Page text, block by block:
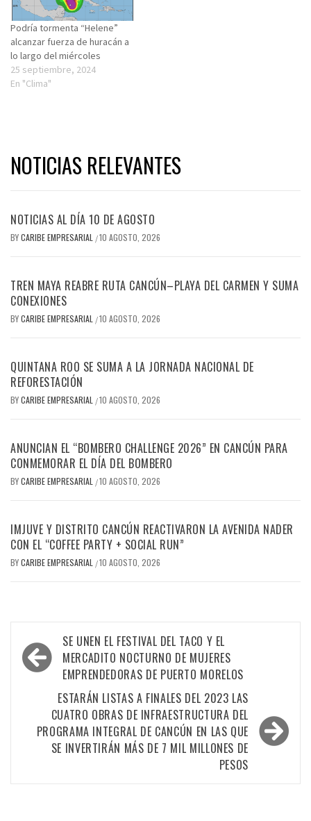
Podría tormenta “Helene”
alcanzar fuerza de huracán a
lo largo del miércoles
25 septiembre, 2024
En "Clima"
NOTICIAS RELEVANTES
NOTICIAS AL DÍA 10 DE AGOSTO
BYCARIBE EMPRESARIAL /10 AGOSTO, 2026
TREN MAYA REABRE RUTA CANCÚN–PLAYA DEL CARMEN Y SUMA
CONEXIONES
BYCARIBE EMPRESARIAL /10 AGOSTO, 2026
QUINTANA ROO SE SUMA A LA JORNADA NACIONAL DE
REFORESTACIÓN
BYCARIBE EMPRESARIAL /10 AGOSTO, 2026
ANUNCIAN EL “BOMBERO CHALLENGE 2026” EN CANCÚN PARA
CONMEMORAR EL DÍA DEL BOMBERO
BYCARIBE EMPRESARIAL /10 AGOSTO, 2026
IMJUVE Y DISTRITO CANCÚN REACTIVARON LA AVENIDA NADER
CON EL “COFFEE PARTY + SOCIAL RUN”
BYCARIBE EMPRESARIAL /10 AGOSTO, 2026
Navegación
de
entradas
SE UNEN EL FESTIVAL DEL TACO Y EL
MERCADITO NOCTURNO DE MUJERES
EMPRENDEDORAS DE PUERTO MORELOS
ESTARÁN LISTAS A FINALES DEL 2023 LAS
CUATRO OBRAS DE INFRAESTRUCTURA DEL
PROGRAMA INTEGRAL DE CANCÚN EN LAS QUE
SE INVERTIRÁN MÁS DE 7 MIL MILLONES DE
PESOS